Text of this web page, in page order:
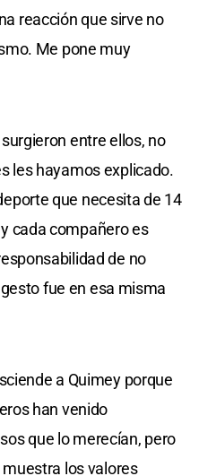
reacción que sirve no
Me pone muy
entre ellos, no
les hayamos explicado.
que necesita de 14
cada compañero es
de no
fue en esa misma
a Quimey porque
han venido
que lo merecían, pero
los valores